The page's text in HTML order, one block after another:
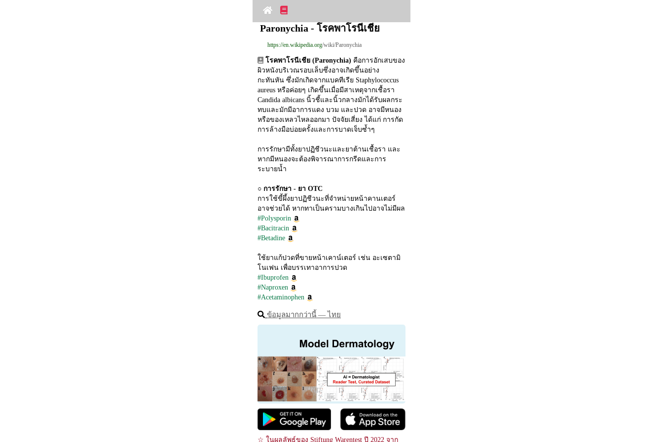
Paronychia - โรคพาโรนีเชีย
https://en.wikipedia.org/wiki/Paronychia
โรคพาโรนีเชีย (Paronychia) คือการอักเสบของ
ผิวหนังบริเวณรอบเล็บซึ่งอาจเกิดขึ้นอย่าง
กะทันหัน ซึ่งมักเกิดจากแบคทีเรีย Staphylococcus
aureus หรือค่อยๆ เกิดขึ้นเมื่อมีสาเหตุจากเชื้อรา
Candida albicans นิ้วชี้และนิ้วกลางมักได้รับผลกระ
ทบและมักมีอาการแดง บวม และปวด อาจมีหนอง
หรือของเหลวไหลออกมา ปัจจัยเสี่ยง ได้แก่ การกัด
การล้างมือบ่อยครั้งและการบาดเจ็บซ้ำๆ
การรักษามีทั้งยาปฏิชีวนะและยาต้านเชื้อรา และ
หากมีหนองจะต้องพิจารณาการกรีดและการ
ระบายน้ำ
○ การรักษา - ยา OTC
การใช้ขี้ผึ้งยาปฏิชีวนะที่จำหน่ายหน้าคานเตอร์
อาจช่วยได้ หากทาเป็นครามบางเกินไปอาจไม่มีผล
#Polysporin
#Bacitracin
#Betadine
ใช้ยาแก้ปวดที่ขายหน้าเคาน์เตอร์ เช่น อะเซตามิ
โนเฟน เพื่อบรรเทาอาการปวด
#Ibuprofen
#Naproxen
#Acetaminophen
ข้อมูลมากกว่านี้ ― ไทย
☆ ในผลลัพธ์ของ Stiftung Warentest ปี 2022 จาก